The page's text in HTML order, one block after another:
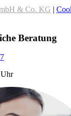
& Co. KG |
Beratung